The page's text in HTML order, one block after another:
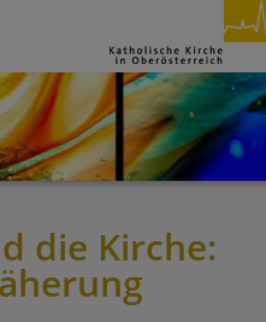
die Kirche: